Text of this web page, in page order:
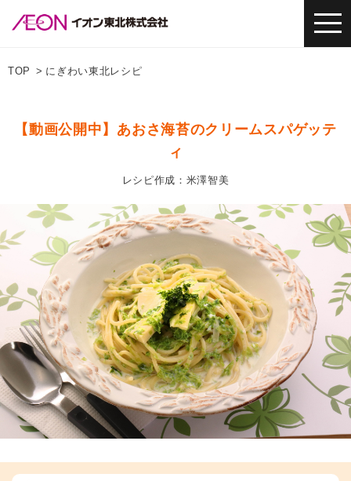
TOP にぎわい東北レシピ
【動画公開中】あおさ海苔のクリームスパゲッテ
ィ
レシピ作成：米澤智美